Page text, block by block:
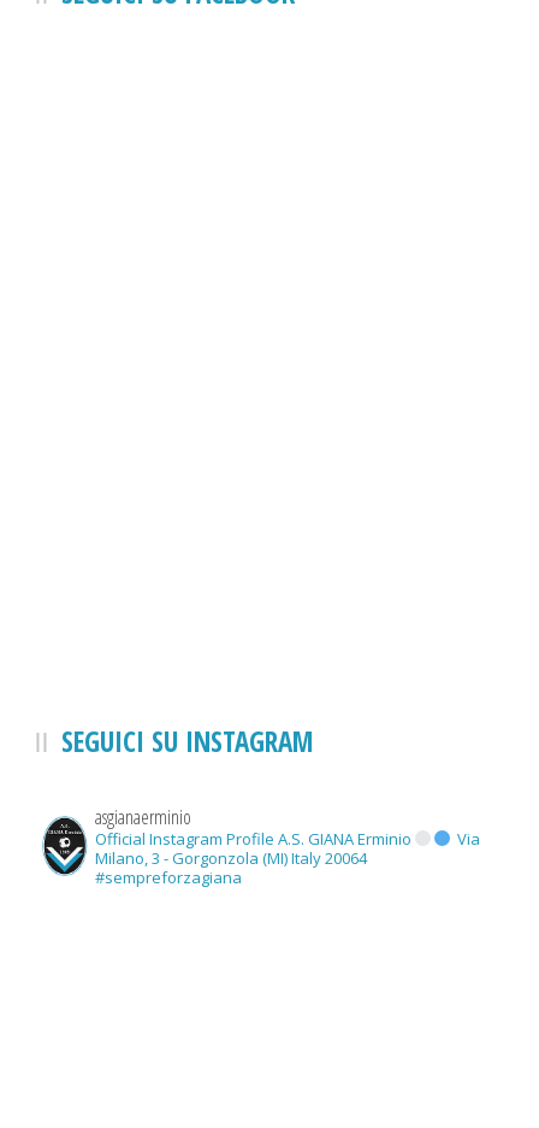
SEGUICI SU INSTAGRAM
asgianaerminio
Official Instagram Profile A.S. GIANA Erminio
Via
Milano, 3 - Gorgonzola (MI) Italy 20064
#sempreforzagiana